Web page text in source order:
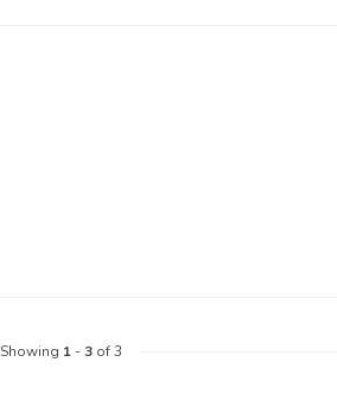
Showing 1-3of 3